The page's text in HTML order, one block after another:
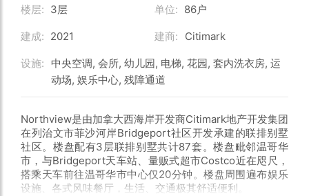
楼层: 3层 单位: 86户
建成: 2021 建商: Citimark
设施: 中央空调, 会所, 幼儿园, 电梯, 花园, 套内洗衣房, 运
动场, 娱乐中心, 残障通道
Northview是由加拿大西海岸开发商Citimark地产开发集团
在列治文市菲沙河岸Bridgeport社区开发承建的联排别墅
社区。楼盘配有3层联排别墅共计87套。楼盘毗邻温哥华
市，与Bridgeport天车站、量贩式超市Costco近在咫尺，
搭乘天车前往温哥华市中心仅20分钟。楼盘周围遍布娱乐
设施、各式风味餐厅，生活、交通极其舒适便利。